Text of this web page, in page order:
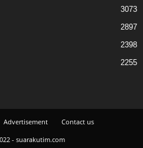
3073
2897
2398
2255
Advertisement
Contact us
- suarakutim.com